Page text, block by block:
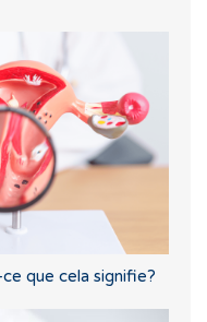
que cela signifie?